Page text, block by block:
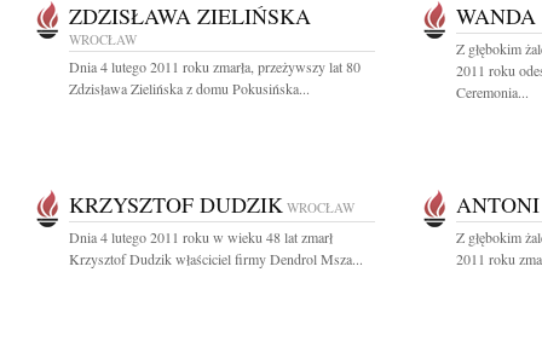
ZDZISŁAWA ZIELIŃSKA
WROCŁAW
Dnia 4 lutego 2011 roku zmarła, przeżywszy lat 80
Zdzisława Zielińska z domu Pokusińska...
WANDA
Z głębokim
2011 roku
Ceremonia...
KRZYSZTOF DUDZIK WROCŁAW
Dnia 4 lutego 2011 roku w wieku 48 lat zmarł
Krzysztof Dudzik właściciel firmy Dendrol Msza...
Z głębokim
2011 roku